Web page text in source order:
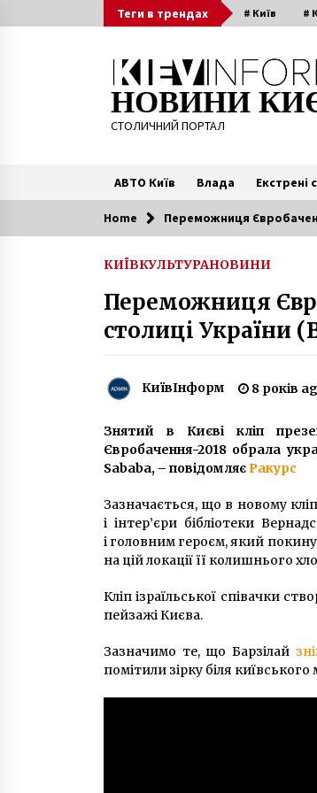
to
Теги в трендах # Київ #
НОВИНИ
СТОЛИЧНИЙ ПОРТАЛ
АВТО Київ Влада Екстрені
Читають зараз
кулями
маленького сина
6 років ago
7 років ago
На Південному
смерть збили лося
7 років ago
“Маленький
вулиця
роки
Home Переможниця
КИЇВКУЛЬТУРАНОВИНИ
Переможниця
столиці України
КиївІнформ 8 років
Знятий в Києві кліп
Євробачення-2018 обрала
Sababа, – повідомляєРакурс
Зазначається, що в новому
і інтер’єри бібліотеки
і головним героєм, який
на цій локації її колишнього
Кліп ізраїльської співачки
пейзажі Києва.
Зазначимо те, що Барзілай
помітили зірку біля київського